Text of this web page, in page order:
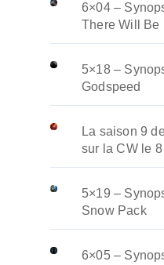
6×04 –
There Will Be
5×18 –
Godspeed
La saison 9
sur la CW le
5×19 –
Snow Pack
6×05 –